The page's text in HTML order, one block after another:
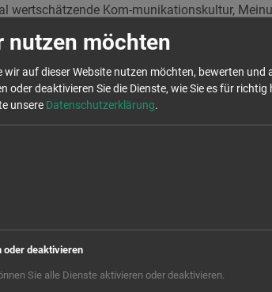
wertschätzende Kom-munikationskultur,
für Lehrkräfte im Schuldienst des Frei-staates
im Themenbe-reich Moderne Medienwelten &
Schulnetzwerk
erfolgt anhand eines
und 14.10.2019
das Projekt den Akteur*innen der
ausgewählt.
die Aktion Zivilcourage e.V. mit
Schulen werden nach einem Schuljahr mit
nutzen möchten
wir auf dieser Website nutzen möchten, bewerten und
oder deaktivieren Sie die Dienste, wie Sie es für richtig
unsere Datenschutzerklärung.
oder deaktivieren
Sie alle Dienste aktivieren oder deaktivieren.